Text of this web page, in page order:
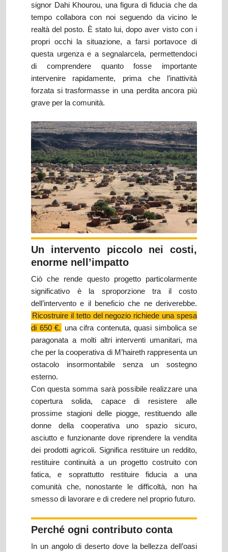
signor Dahi Khourou, una figura di fiducia che da
tempo collabora con noi seguendo da vicino le
realtà del posto. È stato lui, dopo aver visto con i
propri occhi la situazione, a farsi portavoce di
questa urgenza e a segnalarcela, permettendoci
di comprendere quanto fosse importante
intervenire rapidamente, prima che l’inattività
forzata si trasformasse in una perdita ancora più
grave per la comunità.
Un intervento piccolo nei costi,
enorme nell’impatto
Ciò che rende questo progetto particolarmente
significativo è la sproporzione tra il costo
dell’intervento e il beneficio che ne deriverebbe.
Ricostruire il tetto del negozio richiede una spesa
di 650 €. una cifra contenuta, quasi simbolica se
paragonata a molti altri interventi umanitari, ma
che per la cooperativa di M’haireth rappresenta un
ostacolo insormontabile senza un sostegno
esterno.
Con questa somma sarà possibile realizzare una
copertura solida, capace di resistere alle
prossime stagioni delle piogge, restituendo alle
donne della cooperativa uno spazio sicuro,
asciutto e funzionante dove riprendere la vendita
dei prodotti agricoli. Significa restituire un reddito,
restituire continuità a un progetto costruito con
fatica, e soprattutto restituire fiducia a una
comunità che, nonostante le difficoltà, non ha
smesso di lavorare e di credere nel proprio futuro.
Perché ogni contributo conta
In un angolo di deserto dove la bellezza dell’oasi